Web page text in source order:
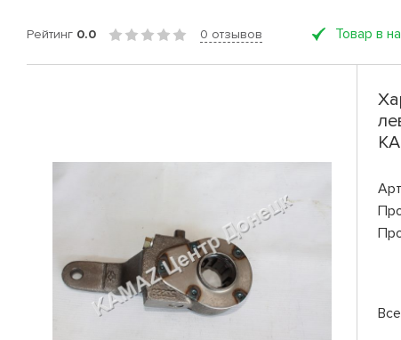
Рейтинг 0.0 0 отзывов Товар в